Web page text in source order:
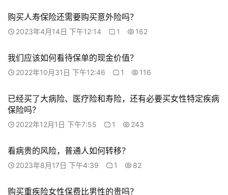
购买人寿保险还需要购买意外险吗？
2023年4月14日 下午12:14 1 162
我们应该如何看待保单的现金价值？
2022年10月31日 下午12:46 1 116
已经买了大病险、医疗险和寿险，还有必要买女性特定疾病
保险吗？
2022年12月1日 下午7:55 1 243
看病贵的风险，普通人如何转移？
2023年8月17日 下午4:39 1 82
购买重疾险女性保费比男性的贵吗？